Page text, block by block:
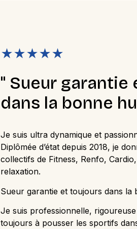
★★★★★
" Sueur garantie
dans la bonne
Je suis ultra dynamique et
Diplômée d’état depuis 2018, je
collectifs de Fitness, Renfo,
relaxation.
Sueur garantie et toujours dans la
Je suis professionnelle,
toujours à pousser les sportifs